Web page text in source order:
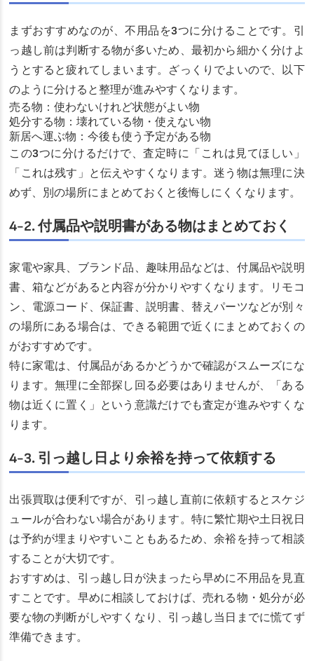
まずおすすめなのが、不用品を3つに分けることです。引
っ越し前は判断する物が多いため、最初から細かく分けよ
うとすると疲れてしまいます。ざっくりでよいので、以下
のように分けると整理が進みやすくなります。
売る物：使わないけれど状態がよい物
処分する物：壊れている物・使えない物
新居へ運ぶ物：今後も使う予定がある物
この3つに分けるだけで、査定時に「これは見てほしい」
「これは残す」と伝えやすくなります。迷う物は無理に決
めず、別の場所にまとめておくと後悔しにくくなります。
4-2. 付属品や説明書がある物はまとめておく
家電や家具、ブランド品、趣味用品などは、付属品や説明
書、箱などがあると内容が分かりやすくなります。リモコ
ン、電源コード、保証書、説明書、替えパーツなどが別々
の場所にある場合は、できる範囲で近くにまとめておくの
がおすすめです。
特に家電は、付属品があるかどうかで確認がスムーズにな
ります。無理に全部探し回る必要はありませんが、「ある
物は近くに置く」という意識だけでも査定が進みやすくな
ります。
4-3. 引っ越し日より余裕を持って依頼する
出張買取は便利ですが、引っ越し直前に依頼するとスケジ
ュールが合わない場合があります。特に繁忙期や土日祝日
は予約が埋まりやすいこともあるため、余裕を持って相談
することが大切です。
おすすめは、引っ越し日が決まったら早めに不用品を見直
すことです。早めに相談しておけば、売れる物・処分が必
要な物の判断がしやすくなり、引っ越し当日までに慌てず
準備できます。